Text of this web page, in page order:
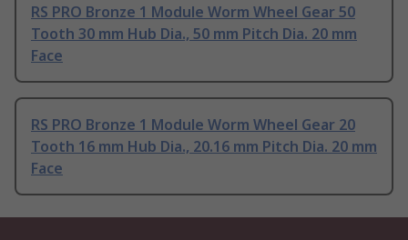
RS PRO Bronze 1 Module Worm Wheel Gear 50
Tooth 30 mm Hub Dia., 50 mm Pitch Dia. 20 mm
Face
RS PRO Bronze 1 Module Worm Wheel Gear 20
Tooth 16 mm Hub Dia., 20.16 mm Pitch Dia. 20 mm
Face